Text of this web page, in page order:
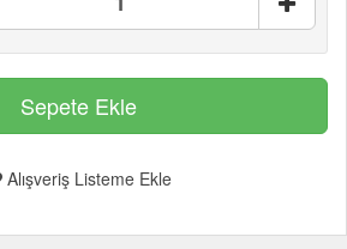
Alışveriş Listeme Ekle